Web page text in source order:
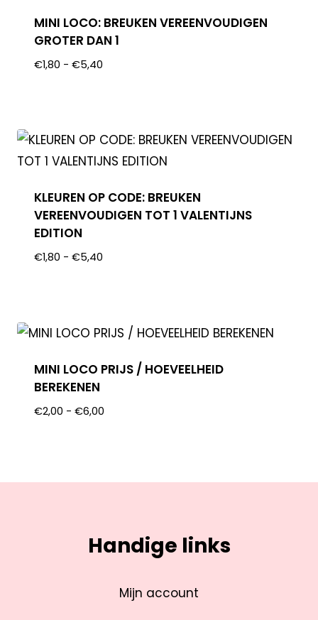
MINI LOCO: BREUKEN VEREENVOUDIGEN
GROTER DAN 1
€1,80 - €5,40
KLEUREN OP CODE: BREUKEN
VEREENVOUDIGEN TOT 1 VALENTIJNS
EDITION
€1,80 - €5,40
MINI LOCO PRIJS / HOEVEELHEID
BEREKENEN
€2,00 - €6,00
Handige links
Mijn account